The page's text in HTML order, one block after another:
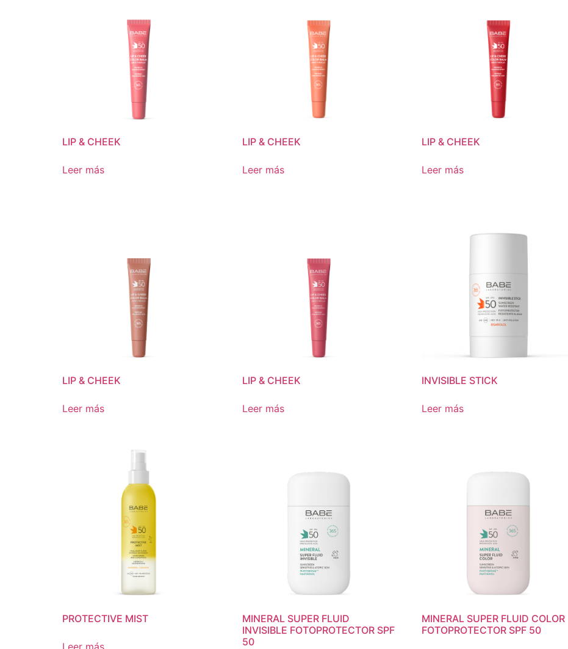
LIP & CHEEK
Leer más
LIP & CHEEK
Leer más
LIP & CHEEK
Leer más
LIP & CHEEK
Leer más
LIP & CHEEK
Leer más
INVISIBLE STICK
Leer más
PROTECTIVE MIST
Leer más
MINERAL SUPER FLUID
INVISIBLE FOTOPROTECTOR SPF
50
MINERAL SUPER FLUID COLOR
FOTOPROTECTOR SPF 50